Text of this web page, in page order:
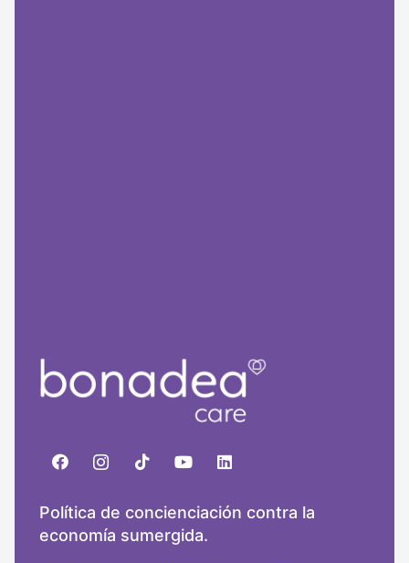
Política de concienciación contra la
economía sumergida.